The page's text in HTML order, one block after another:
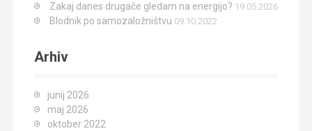
Zakaj danes drugače gledam na energijo? 19.05.2026
Blodnik po samozaložništvu 09.10.2022
Arhiv
junij 2026
maj 2026
oktober 2022